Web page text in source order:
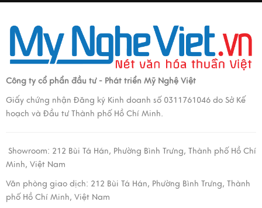
Công ty cổ phẩn đầu tư - Phát triển Mỹ Nghệ Việt
Giấy chứng nhận Đăng ký Kinh doanh số 0311761046 do Sở Kế
hoạch và Đầu tư Thành phố Hồ Chí Minh.
Showroom: 212 Bùi Tá Hán, Phường Bình Trưng, Thành phố Hồ Chí
Minh, Việt Nam
Văn phòng giao dịch: 212 Bùi Tá Hán, Phường Bình Trưng, Thành
phố Hồ Chí Minh, Việt Nam